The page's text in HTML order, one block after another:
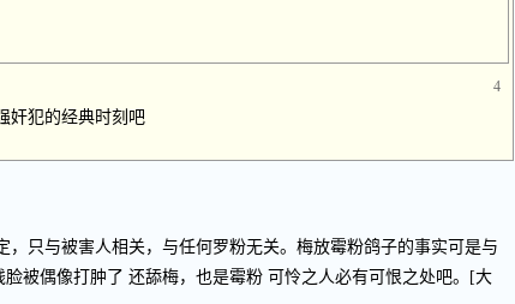
4
奸犯的经典时刻吧
，只与被害人相关，与任何罗粉无关。梅放霉粉鸽子的事实可是与
被偶像打肿了 还舔梅，也是霉粉 可怜之人必有可恨之处吧。[大